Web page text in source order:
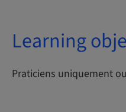
Learning
Praticiens uniquement